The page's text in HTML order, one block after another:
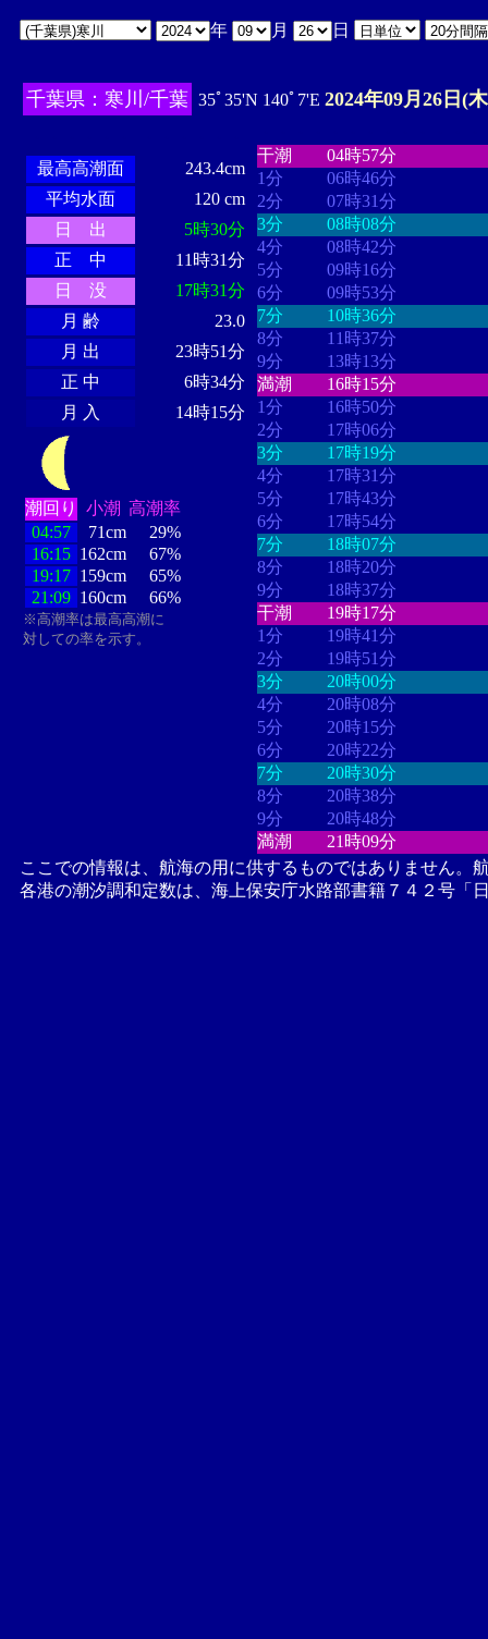
年 月 日
千葉県：寒川/千葉 35ﾟ35'N 140ﾟ7'E 2024年09月26日(
最高高潮面
243.4cm
平均水面
120 cm
日 出
5時30分
正 中
11時31分
日 没
17時31分
月 齢
23.0
月 出
23時51分
正 中
6時34分
月 入
14時15分
潮回り 小潮 高潮率
04:57
71cm
29%
16:15 162cm
67%
19:17 159cm
65%
21:09 160cm 66%
※高潮率は最高高潮に
対しての率を示す。
干潮
04時57分
1分
06時46分
2分
07時31分
3分
08時08分
4分
08時42分
5分
09時16分
6分
09時53分
7分
10時36分
8分
11時37分
9分
13時13分
満潮
16時15分
1分
16時50分
2分
17時06分
3分
17時19分
4分
17時31分
5分
17時43分
6分
17時54分
7分
18時07分
8分
18時20分
9分
18時37分
干潮
19時17分
1分
19時41分
2分
19時51分
3分
20時00分
4分
20時08分
5分
20時15分
6分
20時22分
7分
20時30分
8分
20時38分
9分
20時48分
満潮
21時09分
ここでの情報は、航海の用に供するものではありません。
各港の潮汐調和定数は、海上保安庁水路部書籍７４２号「